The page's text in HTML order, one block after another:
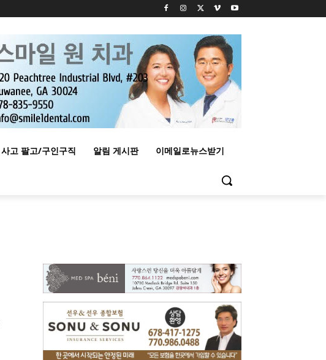
사고 팔고/구인구직 알림 게시판 이메일로뉴스받기